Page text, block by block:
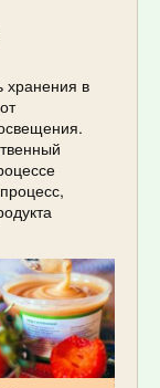
хранения в